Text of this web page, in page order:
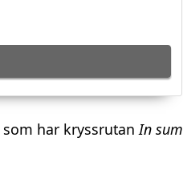
har kryssrutanIn sum